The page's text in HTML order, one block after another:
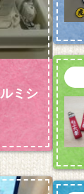
ミシ